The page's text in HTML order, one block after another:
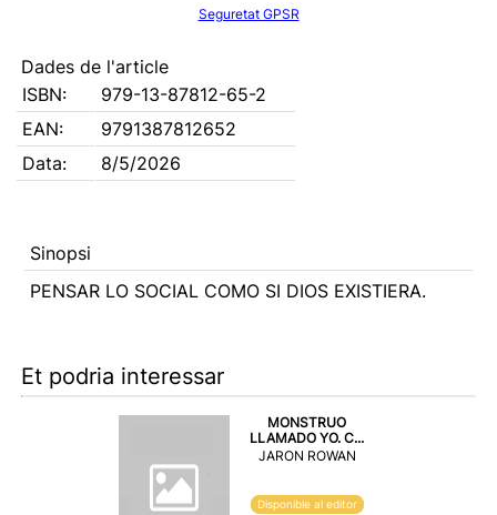
Seguretat GPSR
Dades de l'article
ISBN:
979-13-87812-65-2
EAN:
9791387812652
Data:
8/5/2026
Sinopsi
PENSAR LO SOCIAL COMO SI DIOS EXISTIERA.
Et podria interessar
MONSTRUO
LLAMADO YO. C...
JARON ROWAN
Disponible al editor